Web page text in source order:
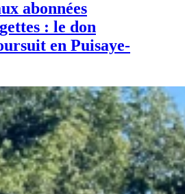
abonnées
: le don
en Puisaye-